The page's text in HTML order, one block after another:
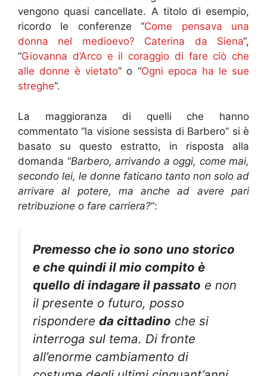
vengono quasi cancellate. A titolo di esempio,
ricordo le conferenze “Come pensava una
donna nel medioevo? Caterina da Siena“,
“Giovanna d’Arco e il coraggio di fare ciò che
alle donne è vietato” o “Ogni epoca ha le sue
streghe“.
La maggioranza di quelli che hanno
commentato “la visione sessista di Barbero” si è
basato su questo estratto, in risposta alla
domanda “Barbero, arrivando a oggi, come mai,
secondo lei, le donne faticano tanto non solo ad
arrivare al potere, ma anche ad avere pari
retribuzione o fare carriera?“:
Premesso che io sono uno storico
e che quindi il mio compito è
quello di indagare il passato e non
il presente o futuro, posso
rispondere da cittadino che si
interroga sul tema. Di fronte
all’enorme cambiamento di